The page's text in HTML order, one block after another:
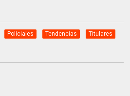
Policiales Tendencias Titulares